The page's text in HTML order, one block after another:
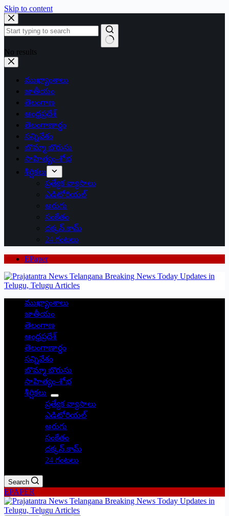
Skip to content
No results
ముఖ్యాంశాలు
జాతీయం
తెలంగాణ
ఆంధ్రప్రదేశ్
తెలంగాణార్థం
సన్నివేశం
బొమ్మా బొరుసు
సాహిత్యం-శోభ
శీర్షికలు
ప్రత్యేక వ్యాసాలు
ఎడిటోరియల్
అరుగు
సంకేతం
దక్కన్.కామ్
24 గంటలు
EPaper
ముఖ్యాంశాలు
జాతీయం
తెలంగాణ
ఆంధ్రప్రదేశ్
తెలంగాణార్థం
సన్నివేశం
బొమ్మా బొరుసు
సాహిత్యం-శోభ
శీర్షికలు
ప్రత్యేక వ్యాసాలు
ఎడిటోరియల్
అరుగు
సంకేతం
దక్కన్.కామ్
24 గంటలు
Search
EPAPER